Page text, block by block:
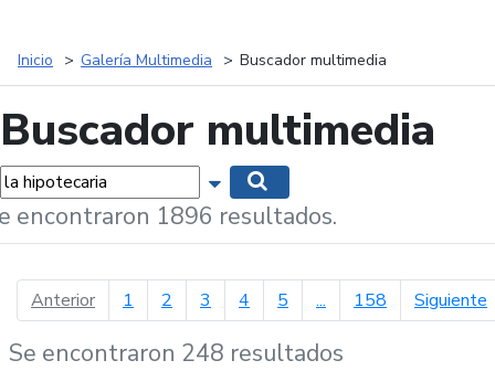
Inicio Galería Multimedia Buscador multimedia
Buscador multimedia
Mostrar opciones de búsqueda
encontraron 1896 resultados.
Anteriorpágina anterior
1 2 3 4 5 ... 158 Siguiente
Se encontraron 248 resultados